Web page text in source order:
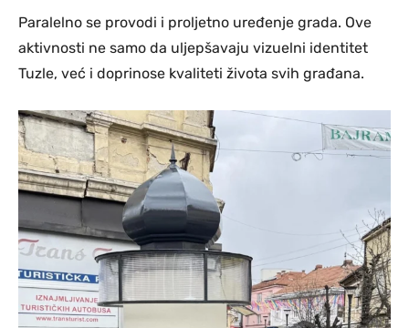
Paralelno se provodi i proljetno uređenje grada. Ove
aktivnosti ne samo da uljepšavaju vizuelni identitet
Tuzle, već i doprinose kvaliteti života svih građana.